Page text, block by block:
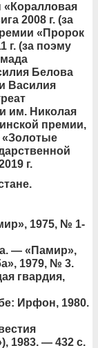
«Коралловая
2008 г. (за
«Пророк
г. (за поэму
Белова
Василия
им. Николая
премии,
«Золотые
г.
1975, № 1-
— «Памир»,
1979, № 3.
гвардия,
Ирфон, 1980.
1983. — 432 с.